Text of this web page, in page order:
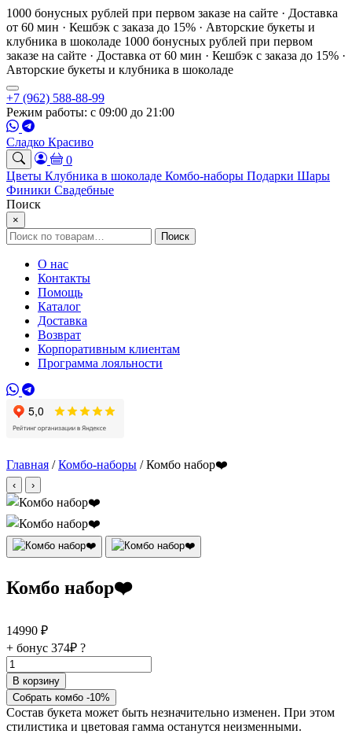
1000 бонусных рублей при первом заказе на сайте · Доставка
от 60 мин · Кешбэк с заказа до 15% · Авторские букеты и
клубника в шоколаде 1000 бонусных рублей при первом
заказе на сайте · Доставка от 60 мин · Кешбэк с заказа до 15% ·
Авторские букеты и клубника в шоколаде
+7 (962) 588-88-99
Режим работы: с 09:00 до 21:00
Сладко Красиво
0
Цветы Клубника в шоколаде Комбо-наборы Подарки Шары
Финики Свадебные
Поиск
×
Искать: Поиск
О нас
Контакты
Помощь
Каталог
Доставка
Возврат
Корпоративным клиентам
Программа лояльности
Главная /Комбо-наборы / Комбо набор❤️
‹ ›
Комбо набор❤️
14990 ₽
+ бонус 374₽ ?
Количество
товара
Комбо
набор
❤️
В корзину
Собрать комбо -10%
Состав букета может быть незначительно изменен. При этом
стилистика и цветовая гамма останутся неизменными.